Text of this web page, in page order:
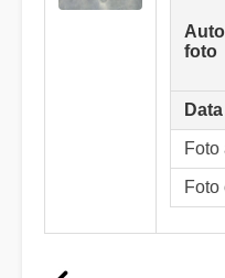
foto
Foto
Foto